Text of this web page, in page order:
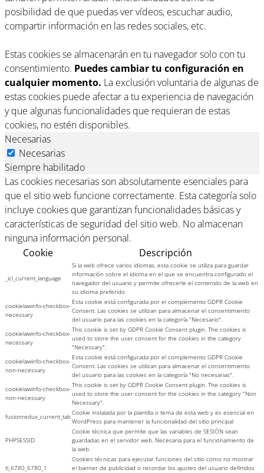
posibilidad de que puedas ver vídeos, escuchar audio,
compartir información en las redes sociales, etc.
Estas cookies se almacenarán en tu navegador solo con tu
consentimiento. Puedes cambiar tu configuración en
cualquier momento. La exclusión voluntaria de algunas de
estas cookies puede afectar a tu experiencia de navegación
y que algunas funcionalidades que requieran de estas
cookies, no estén disponibles.
Necesarias
Necesarias
Siempre habilitado
Las cookies necesarias son absolutamente esenciales para
que el sitio web funcione correctamente. Esta categoría solo
incluye cookies que garantizan funcionalidades básicas y
características de seguridad del sitio web. No almacenan
ninguna información personal.
Cookie
Descripción
_icl_current_language
Si la web ofrece varios idiomas, esta cookie se utiliza para guardar
información sobre el idioma en el que se encuentra configurado el
navegador del usuario y permite ofrecerle el contenido de la web en
su idioma preferido
cookielawinfo-checkbox-
necessary
Esta cookie está configurada por el complemento GDPR Cookie
Consent. Las cookies se utilizan para almacenar el consentimiento
del usuario para las cookies en la categoría "Necesario".
cookielawinfo-checkbox-
necessary
This cookie is set by GDPR Cookie Consent plugin. The cookies is
used to store the user consent for the cookies in the category
"Necessary".
cookielawinfo-checkbox-
non-necessary
Esta cookie está configurada por el complemento GDPR Cookie
Consent. Las cookies se utilizan para almacenar el consentimiento
del usuario para las cookies en la categoría "No necesarias".
cookielawinfo-checkbox-
non-necessary
This cookie is set by GDPR Cookie Consent plugin. The cookies is
used to store the user consent for the cookies in the category "Non
Necessary".
fusionredux_current_tabCookie instalada por la plantilla o tema de esta web y es esencial en
WordPress para mantener la funcionalidad del sitio principal
PHPSESSID
Cookie técnica que permite que las variables de SESIÓN sean
guardadas en el servidor web. Necesaria para el funcionamiento de
la web.
tl_6780_6780_1
Cookies técnicas para ejecutar funciones del sitio como no mostrar
el banner de publicidad o recordar los ajustes del usuario definidos